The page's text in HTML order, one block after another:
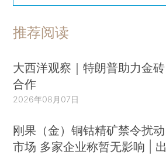
推荐阅读
大西洋观察｜特朗普助力金砖
合作
2026年08月07日
刚果（金）铜钴精矿禁令扰动
市场 多家企业称暂无影响 | 出